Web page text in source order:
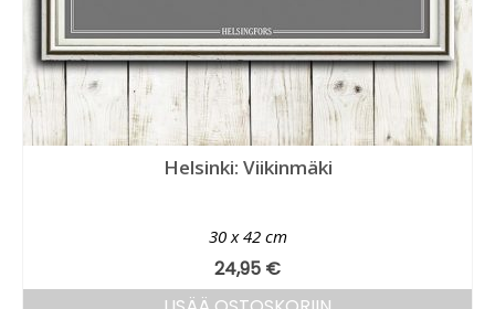
Helsinki: Viikinmäki
30 x 42 cm
24,95 €